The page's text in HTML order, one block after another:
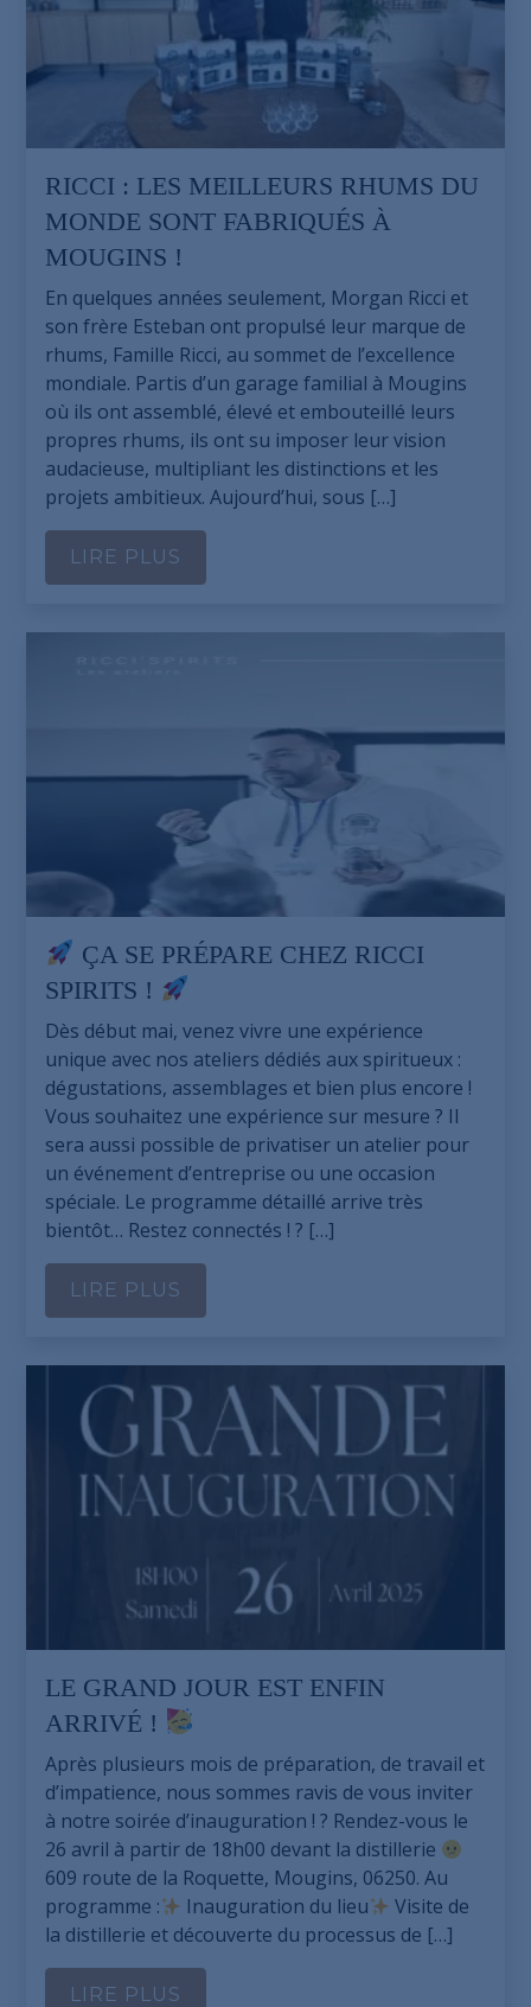
RICCI : LES MEILLEURS RHUMS DU
MONDE SONT FABRIQUÉS À
MOUGINS !
En quelques années seulement, Morgan Ricci et
son frère Esteban ont propulsé leur marque de
rhums, Famille Ricci, au sommet de l’excellence
mondiale. Partis d’un garage familial à Mougins
où ils ont assemblé, élevé et embouteillé leurs
propres rhums, ils ont su imposer leur vision
audacieuse, multipliant les distinctions et les
projets ambitieux. Aujourd’hui, sous […]
LIRE PLUS
ÇA SE PRÉPARE CHEZ RICCI
SPIRITS !
Dès début mai, venez vivre une expérience
unique avec nos ateliers dédiés aux spiritueux :
dégustations, assemblages et bien plus encore !
Vous souhaitez une expérience sur mesure ? Il
sera aussi possible de privatiser un atelier pour
un événement d’entreprise ou une occasion
spéciale. Le programme détaillé arrive très
bientôt… Restez connectés ! ? […]
LIRE PLUS
LE GRAND JOUR EST ENFIN
ARRIVÉ !
Après plusieurs mois de préparation, de travail et
d’impatience, nous sommes ravis de vous inviter
à notre soirée d’inauguration ! ? Rendez-vous le
26 avril à partir de 18h00 devant la distillerie
609 route de la Roquette, Mougins, 06250. Au
programme :
Inauguration du lieu
Visite de
la distillerie et découverte du processus de […]
LIRE PLUS